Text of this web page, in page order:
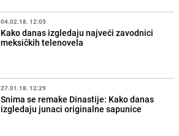
04.02.18. 12:05
Kako danas izgledaju najveći zavodnici
meksičkih telenovela
27.01.18. 12:29
Snima se remake Dinastije: Kako danas
izgledaju junaci originalne sapunice